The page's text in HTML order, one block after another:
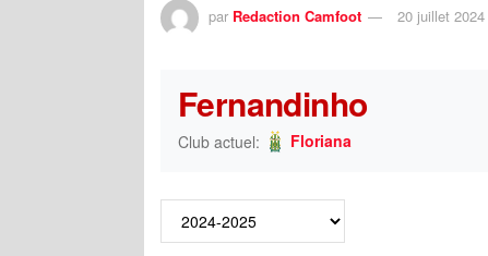
par Redaction Camfoot 20 juillet 2024
Fernandinho
Club actuel: Floriana